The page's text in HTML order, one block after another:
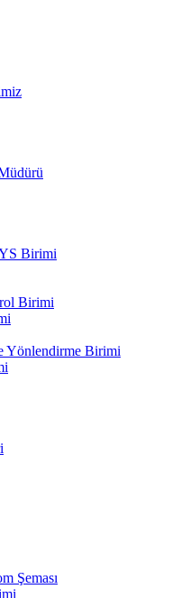
Birimi
Birimi
Yönlendirme Birimi
Şeması